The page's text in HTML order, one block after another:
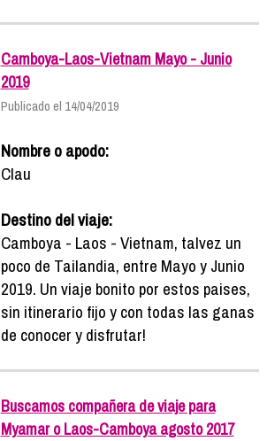
Camboya-Laos-Vietnam Mayo - Junio
2019
Publicado el 14/04/2019
Nombre o apodo:
Clau
Destino del viaje:
Camboya - Laos - Vietnam, talvez un
poco de Tailandia, entre Mayo y Junio
2019. Un viaje bonito por estos paises,
sin itinerario fijo y con todas las ganas
de conocer y disfrutar!
Buscamos compañera de viaje para
Myamar o Laos-Camboya agosto 2017